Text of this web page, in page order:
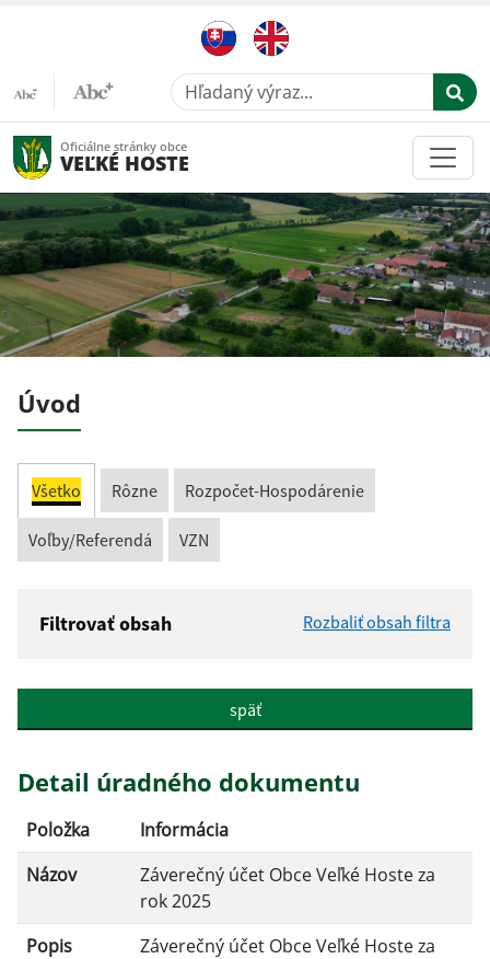
Hľadaný výraz...
Oficiálne stránky obce
VEĽKÉ HOSTE
Úvod
Všetko Rôzne Rozpočet-Hospodárenie
Voľby/Referendá VZN
Filtrovať obsah Rozbaliť obsah filtra
Popis:
Dátum zverejnenia do:
späť
Detail úradného dokumentu
Položka
Informácia
Názov
Záverečný účet Obce Veľké Hoste za
rok 2025
Popis
Záverečný účet Obce Veľké Hoste za